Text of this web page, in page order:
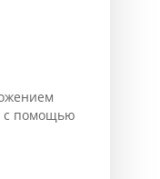
с помощью